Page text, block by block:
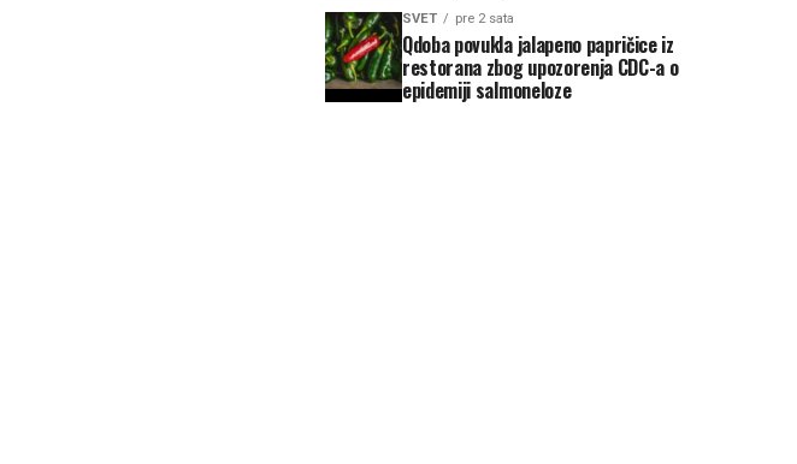
SVET pre 2 sata
Qdoba povukla jalapeno papričice iz
restorana zbog upozorenja CDC-a o
epidemiji salmoneloze